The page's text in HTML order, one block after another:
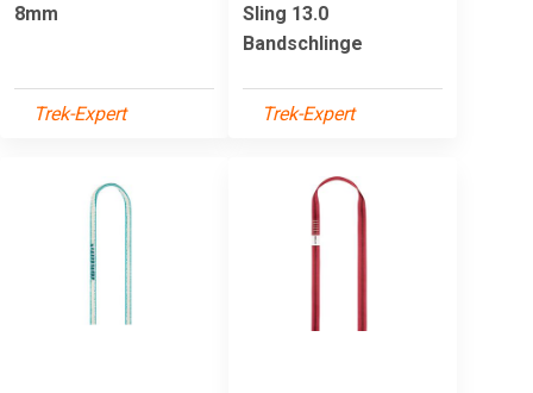
8mm
Trek-Expert
Sling 13.0
Bandschlinge
Trek-Expert